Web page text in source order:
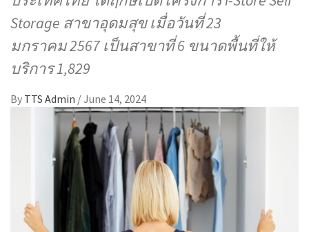
Storage สาขาอุดมสุข เมื่อวันที่ 23
มกราคม 2567 เป็นสาขาที่ 6 ขนาดพื้นที่ให้
บริการ 1,829
By TTS Admin /June 14, 2024